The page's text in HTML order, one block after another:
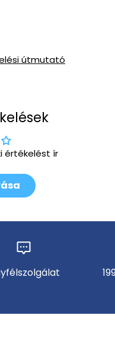
útmutató
értékelést ír